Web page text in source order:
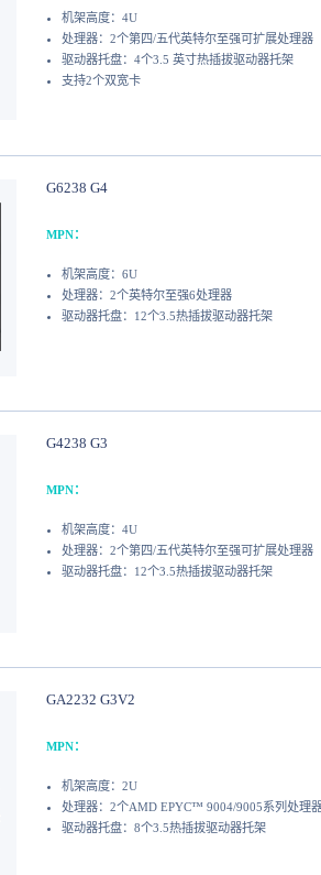
机架高度：4U
处理器：2个第四/五代英特尔至强可扩展处理器
驱动器托盘：4个3.5 英寸热插拔驱动器托架
支持2个双宽卡
G6238 G4
MPN：
机架高度：6U
处理器：2个英特尔至强6处理器
驱动器托盘：12个3.5热插拔驱动器托架
G4238 G3
MPN：
机架高度：4U
处理器：2个第四/五代英特尔至强可扩展处理器
驱动器托盘：12个3.5热插拔驱动器托架
GA2232 G3V2
MPN：
机架高度：2U
处理器：2个AMD EPYC™ 9004/9005系列处理
驱动器托盘：8个3.5热插拔驱动器托架